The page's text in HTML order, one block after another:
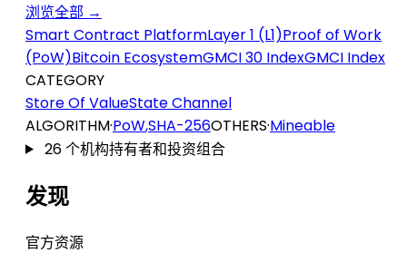
浏览全部 →
Smart Contract PlatformLayer 1 (L1)Proof of Work
(PoW)Bitcoin EcosystemGMCI 30 IndexGMCI Index
CATEGORY
Store Of ValueState Channel
ALGORITHM·PoW,SHA-256OTHERS·Mineable
26 个机构持有者和投资组合
发现
官方资源